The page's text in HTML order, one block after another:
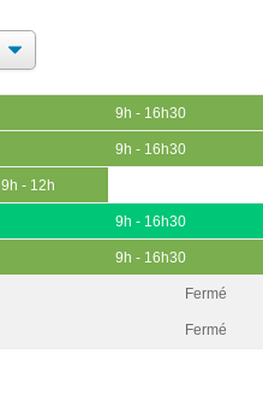
9h - 16h30
9h - 16h30
9h - 12h
9h - 16h30
9h - 16h30
Fermé
Fermé